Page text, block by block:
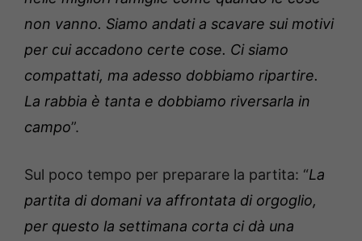
non vanno. Siamo andati a scavare sui motivi
per cui accadono certe cose. Ci siamo
compattati, ma adesso dobbiamo ripartire.
La rabbia è tanta e dobbiamo riversarla in
campo”.
Sul poco tempo per preparare la partita: “La
partita di domani va affrontata di orgoglio,
per questo la settimana corta ci dà una